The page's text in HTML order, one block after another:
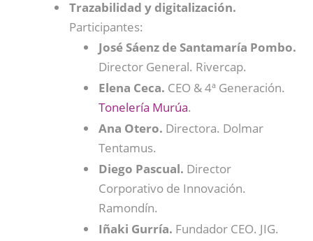
Trazabilidad y digitalización.
Participantes:
José Sáenz de Santamaría Pombo.
Director General. Rivercap.
Elena Ceca. CEO & 4ª Generación.
Tonelería Murúa.
Ana Otero. Directora. Dolmar
Tentamus.
Diego Pascual. Director
Corporativo de Innovación.
Ramondín.
Iñaki Gurría. Fundador CEO. JIG.